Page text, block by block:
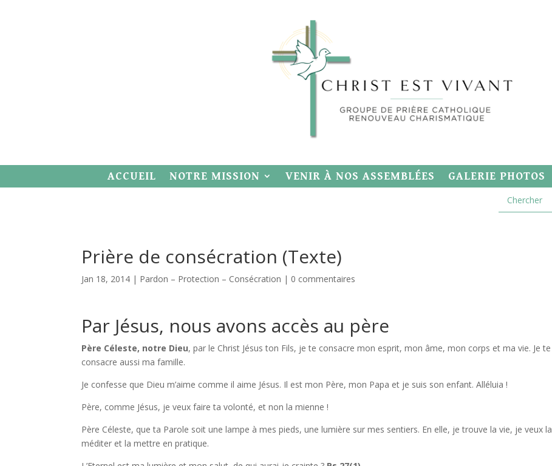
ACCUEIL NOTRE MISSION VENIR À NOS ASSEMBLÉES GALERIE PHOTOS
Prière de consécration (Texte)
Jan 18, 2014 | Pardon – Protection – Consécration | 0 commentaires
Par Jésus, nous avons accès au père
Père Céleste, notre Dieu, par le Christ Jésus ton Fils, je te consacre mon esprit, mon âme, mon corps et ma vie. Je te
consacre aussi ma famille.
Je confesse que Dieu m’aime comme il aime Jésus. Il est mon Père, mon Papa et je suis son enfant. Alléluia !
Père, comme Jésus, je veux faire ta volonté, et non la mienne !
Père Céleste, que ta Parole soit une lampe à mes pieds, une lumière sur mes sentiers. En elle, je trouve la vie, je veux la
méditer et la mettre en pratique.